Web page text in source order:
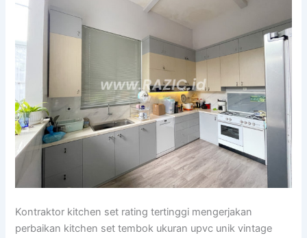
Kontraktor kitchen set rating tertinggi mengerjakan
perbaikan kitchen set tembok ukuran upvc unik vintage